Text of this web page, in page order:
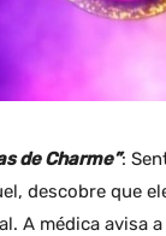
de Charme”:
descobre que
A médica avisa